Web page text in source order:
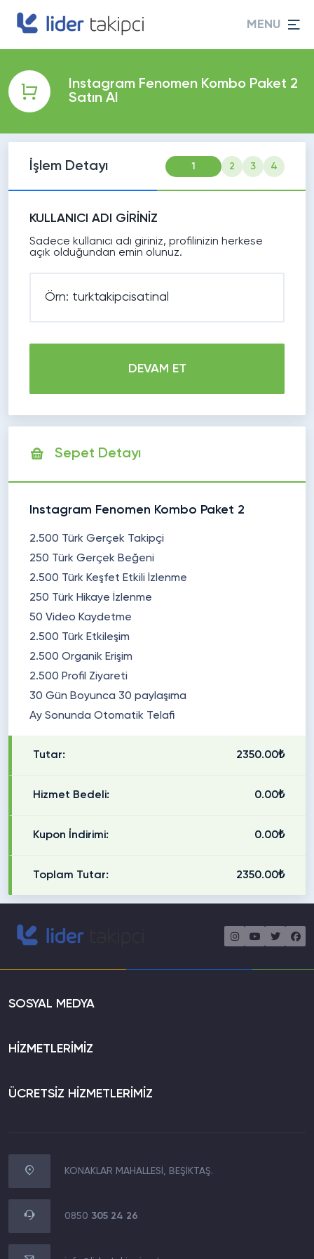
MENU
Instagram Fenomen Kombo Paket 2
Satın Al
İşlem Detayı 1 2 3 4
KULLANICI ADI GİRİNİZ
Sadece kullanıcı adı giriniz, profilinizin herkese
açık olduğundan emin olunuz.
DEVAM ET
Sepet Detayı
Instagram Fenomen Kombo Paket 2
2.500 Türk Gerçek Takipçi
250 Türk Gerçek Beğeni
2.500 Türk Keşfet Etkili İzlenme
250 Türk Hikaye İzlenme
50 Video Kaydetme
2.500 Türk Etkileşim
2.500 Organik Erişim
2.500 Profil Ziyareti
30 Gün Boyunca 30 paylaşıma
Ay Sonunda Otomatik Telafi
Tutar: 2350.00₺
Hizmet Bedeli: 0.00₺
Kupon İndirimi: 0.00₺
Toplam Tutar: 2350.00₺
SOSYAL MEDYA
HİZMETLERİMİZ
ÜCRETSİZ HİZMETLERİMİZ
KONAKLAR MAHALLESİ, BEŞİKTAŞ.
0850 305 24 26
WhatsApp İletişim
Müşteri Destek Hattı